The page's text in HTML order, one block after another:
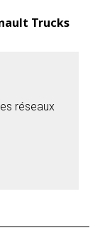
Trucks
réseaux